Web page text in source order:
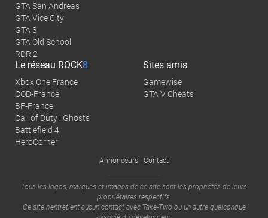
GTA San Andreas
GTA Vice City
GTA 3
GTA Old School
RDR 2
Le réseau ROCK8
Xbox One France
COD-France
BF-France
Call of Duty : Ghosts
Battlefield 4
HeroCorner
Sites amis
Gamewise
GTA V Cheats
Annonceurs | Contact
Tous les logos, marques et images de ce site sont les propriétés de leurs
propriétaires respectifs.
Ce site n'entretient aucun contact avec Take-Two ou un autre quelconque